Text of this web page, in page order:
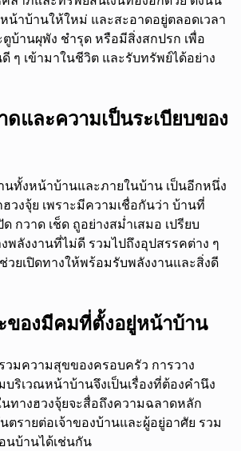
าบ้านให้ใหม่ และสะอาดอยู่ตลอดเวลา
บ้านผุพัง ชำรุด หรือมีสิ่งสกปรก เพื่อ
ๆ เข้ามาในชีวิต และรับทรัพย์ได้อย่าง
และความเป็นระเบียบของ
ทั้งหน้าบ้านและภายในบ้าน เป็นอีกหนึ่ง
งจุ้ย เพราะมีความเชื่อกันว่า บ้านที่
กวาด เช็ด ถูอย่างสม่ำเสมอ เปรียบ
พลังงานที่ไม่ดี รวมไปถึงอุปสรรคต่าง ๆ
วยเปิดทางให้พร้อมรับพลังงานและสิ่งดี
ของมีคมที่ตั้งอยู่หน้าบ้าน
มความสุขของครอบครัว การวาง
ริเวณหน้าบ้านจึงเป็นเรื่องที่ต้องคำนึง
ทางฮวงจุ้ยจะสื่อถึงความฉลาดหลัก
ตรายต่อเจ้าของบ้านและผู้อยู่อาศัย รวม
นบ้านได้เช่นกัน